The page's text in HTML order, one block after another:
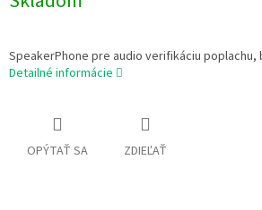
SpeakerPhone pre audio verifikáciu poplachu,
Detailné informácie
OPÝTAŤ SA ZDIEĽAŤ